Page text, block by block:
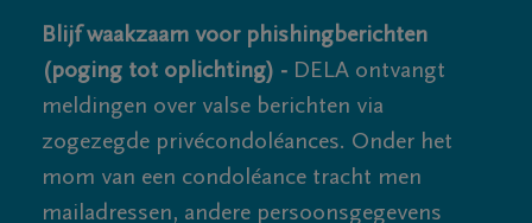
Blijf waakzaam voor phishingberichten
(poging tot oplichting) - DELA ontvangt
meldingen over valse berichten via
zogezegde privécondoléances. Onder het
mom van een condoléance tracht men
mailadressen, andere persoonsgegevens